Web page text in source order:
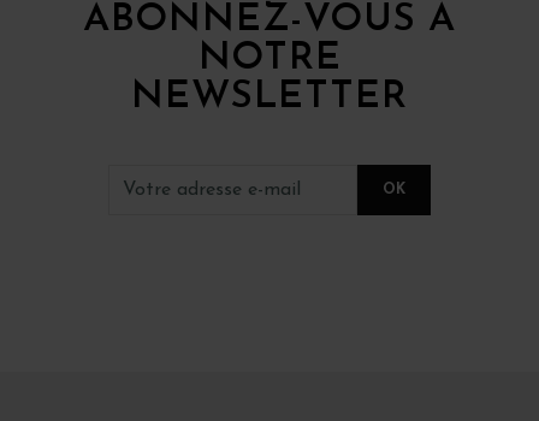
ABONNEZ-VOUS À
NOTRE
NEWSLETTER